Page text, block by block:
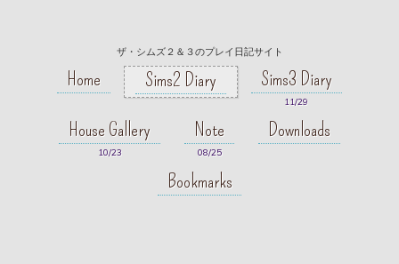
ザ・シムズ２＆３のプレイ日記サイト
Home Sims2 Diary Sims3 Diary
11/29
House Gallery
10/23
Note
08/25
Downloads
Bookmarks